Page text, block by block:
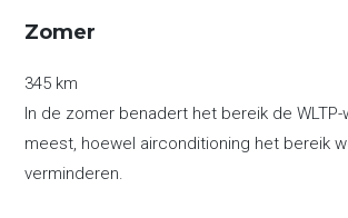
Zomer
345 km
In de zomer benadert het bereik de
meest, hoewel airconditioning het bereik
verminderen.